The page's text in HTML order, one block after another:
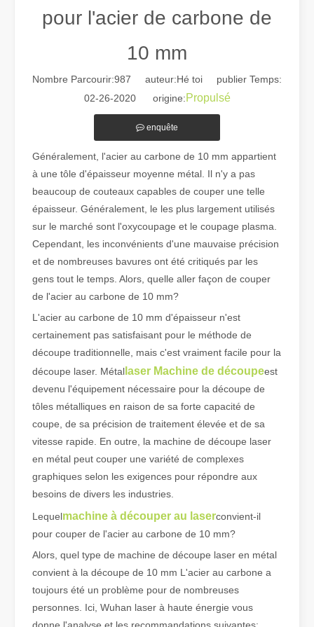
Guide 2026 : Comment les machines de découpe de tubes au laser à fibre révolutionnent la fabrication de tuyaux
Guide 2026 : Comment les machines de découpe de tubes au
Qu'est-ce que la découpe laser de tubes ?
La découpe laser de tubes est une technologie clé dans une
Comment choisir votre partenaire de travail : machine de découpe laser
La découpe laser du métal est une méthode de précision
pour l'acier de carbone de
10 mm
Nombre Parcourir:987 auteur:Hé toi publier Temps:
02-26-2020 origine:Propulsé
enquête
Généralement, l'acier au carbone de 10 mm appartient
à une tôle d'épaisseur moyenne métal. Il n'y a pas
beaucoup de couteaux capables de couper une telle
épaisseur. Généralement, le les plus largement utilisés
sur le marché sont l'oxycoupage et le coupage plasma.
Cependant, les inconvénients d'une mauvaise précision
et de nombreuses bavures ont été critiqués par les
gens tout le temps. Alors, quelle aller façon de couper
de l'acier au carbone de 10 mm?
L'acier au carbone de 10 mm d'épaisseur n'est
certainement pas satisfaisant pour le méthode de
découpe traditionnelle, mais c'est vraiment facile pour la
découpe laser. Métal laser Machine de découpeest
devenu l'équipement nécessaire pour la découpe de
tôles métalliques en raison de sa forte capacité de
coupe, de sa précision de traitement élevée et de sa
vitesse rapide. En outre, la machine de découpe laser
en métal peut couper une variété de complexes
graphiques selon les exigences pour répondre aux
besoins de divers les industries.
Lequelmachine à découper au laserconvient-il
pour couper de l'acier au carbone de 10 mm?
Alors, quel type de machine de découpe laser en métal
convient à la découpe de 10 mm L'acier au carbone a
toujours été un problème pour de nombreuses
personnes. Ici, Wuhan laser à haute énergie vous